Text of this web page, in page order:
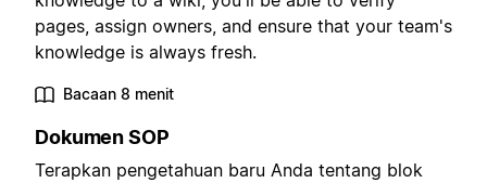
pages, assign owners, and ensure that your team's
knowledge is always fresh.
Bacaan 8 menit
Dokumen SOP
Terapkan pengetahuan baru Anda tentang blok